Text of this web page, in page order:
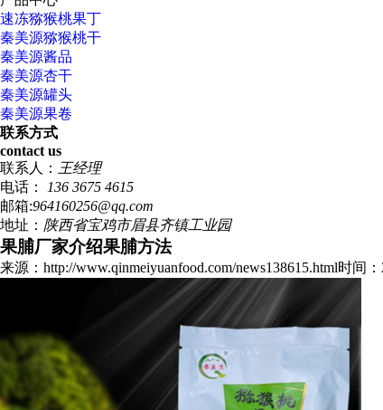
速冻猕猴桃果丁
秦美源猕猴桃干
秦美源酱品
秦美源杏干
秦美源罐头
秦美源果卷
联系方式
contact us
联系人： 王经理
电话：
136 3675 4615
邮箱:964160256@qq.com
地址： 陕西省宝鸡市眉县齐镇工业园
果脯厂家介绍果脯方法
来源：http://www.qinmeiyuanfood.com/news138615.html时间：